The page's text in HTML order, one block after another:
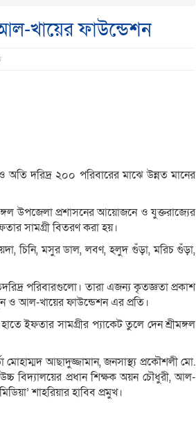
আল-খায়ের ফাউন্ডেশন
অতি দরিদ্র ২০০ পরিবারের মাঝে উন্নত মানের
উপজেলা প্রশাসনের আয়োজনে ও যুক্তরাজ্যের
সামগ্রী বিতরণ করা হয়।
চিনি, মসুর ডাল, লবণ, হলুদ গুঁড়া, মরিচ গুঁড়া,
পরিবারগুলো। তারা এজন্য কৃতজ্ঞতা প্রকাশ
ও আল-খায়ের ফাউন্ডেশন এর প্রতি।
ইফতার সামগ্রীর প্যাকেট তুলে দেন শ্রীমঙ্গল
মোহাম্মদ আছাদুজ্জামান, জনসাস্থ্য প্রকৌশলী মো.
বিদ্যালয়ের প্রধান শিক্ষক অয়ন চৌধুরী, আল-
শাহরিয়ার হাবিব প্রমুখ।